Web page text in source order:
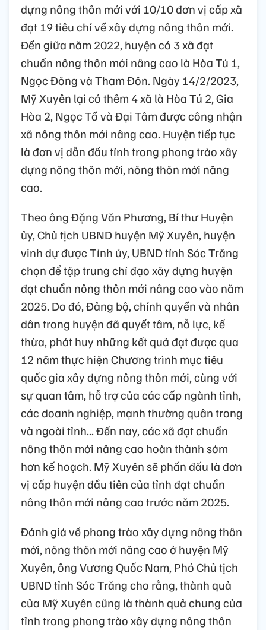
dựng nông thôn mới với 10/10 đơn vị cấp xã
đạt 19 tiêu chí về xây dựng nông thôn mới.
Đến giữa năm 2022, huyện có 3 xã đạt
chuẩn nông thôn mới nâng cao là Hòa Tú 1,
Ngọc Đông và Tham Đôn. Ngày 14/2/2023,
Mỹ Xuyên lại có thêm 4 xã là Hòa Tú 2, Gia
Hòa 2, Ngọc Tố và Đại Tâm được công nhận
xã nông thôn mới nâng cao. Huyện tiếp tục
là đơn vị dẫn đầu tỉnh trong phong trào xây
dựng nông thôn mới, nông thôn mới nâng
cao.
Theo ông Đặng Văn Phương, Bí thư Huyện
ủy, Chủ tịch UBND huyện Mỹ Xuyên, huyện
vinh dự được Tỉnh ủy, UBND tỉnh Sóc Trăng
chọn để tập trung chỉ đạo xây dựng huyện
đạt chuẩn nông thôn mới nâng cao vào năm
2025. Do đó, Đảng bộ, chính quyền và nhân
dân trong huyện đã quyết tâm, nỗ lực, kế
thừa, phát huy những kết quả đạt được qua
12 năm thực hiện Chương trình mục tiêu
quốc gia xây dựng nông thôn mới, cùng với
sự quan tâm, hỗ trợ của các cấp ngành tỉnh,
các doanh nghiệp, mạnh thường quân trong
và ngoài tỉnh... Đến nay, các xã đạt chuẩn
nông thôn mới nâng cao hoàn thành sớm
hơn kế hoạch. Mỹ Xuyên sẽ phấn đấu là đơn
vị cấp huyện đầu tiên của tỉnh đạt chuẩn
nông thôn mới nâng cao trước năm 2025.
Đánh giá về phong trào xây dựng nông thôn
mới, nông thôn mới nâng cao ở huyện Mỹ
Xuyên, ông Vương Quốc Nam, Phó Chủ tịch
UBND tỉnh Sóc Trăng cho rằng, thành quả
của Mỹ Xuyên cũng là thành quả chung của
tỉnh trong phong trào xây dựng nông thôn